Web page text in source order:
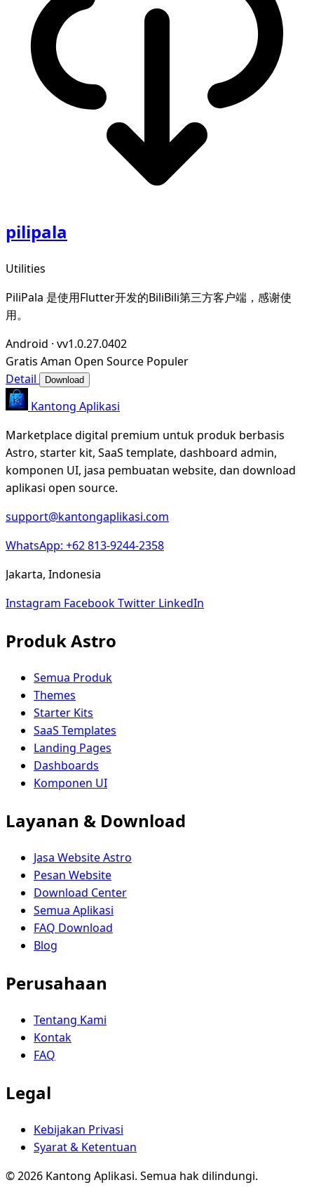
pilipala
Utilities
PiliPala 是使用Flutter开发的BiliBili第三方客户端，感谢使
用。
Android · vv1.0.27.0402
Gratis Aman Open Source Populer
Detail
Download
Kantong Aplikasi
Marketplace digital premium untuk produk berbasis
Astro, starter kit, SaaS template, dashboard admin,
komponen UI, jasa pembuatan website, dan download
aplikasi open source.
support@kantongaplikasi.com
WhatsApp: +62 813-9244-2358
Jakarta, Indonesia
Instagram FacebookTwitter LinkedIn
Produk Astro
Semua Produk
Themes
Starter Kits
SaaS Templates
Landing Pages
Dashboards
Komponen UI
Layanan & Download
Jasa Website Astro
Pesan Website
Download Center
Semua Aplikasi
FAQ Download
Blog
Perusahaan
Tentang Kami
Kontak
FAQ
Legal
Kebijakan Privasi
Syarat & Ketentuan
© 2026 Kantong Aplikasi. Semua hak dilindungi.